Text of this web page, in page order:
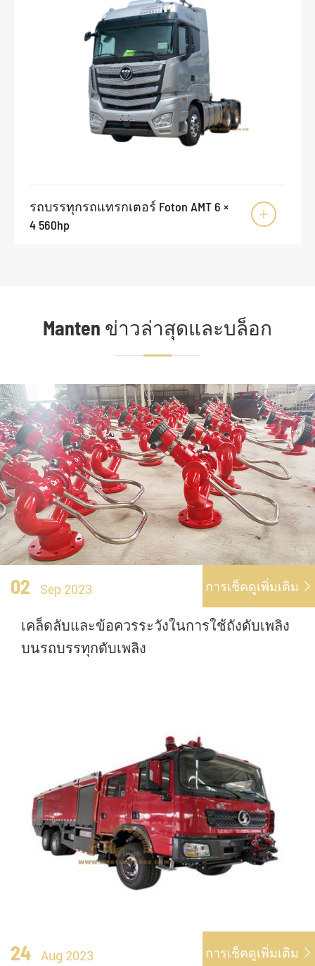
รถบรรทุกรถแทรกเตอร์ Foton AMT 6 ×
4 560hp

Manten ข่าวล่าสุดและบล็อก
02 Sep 2023 การเช็คดูเพิ่มเติม 
เคล็ดลับและข้อควรระวังในการใช้ถังดับเพลิง
บนรถบรรทุกดับเพลิง
24 Aug 2023 การเช็คดูเพิ่มเติม 